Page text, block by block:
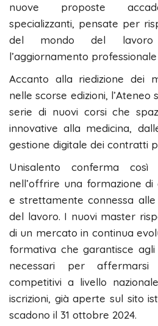
nuove proposte
specializzanti, pensate per
del mondo del
l’aggiornamento
Accanto alla riedizione dei
nelle scorse edizioni,
serie di nuovi corsi che
innovative alla medicina,
gestione digitale dei contratti
Unisalento conferma
nell’offrire una formazione di
e strettamente connessa
del lavoro. I nuovi master
di un mercato in continua
formativa che garantisce
necessari per affermarsi
competitivi a livello
iscrizioni, già aperte sul sito
scadono il 31 ottobre 2024.